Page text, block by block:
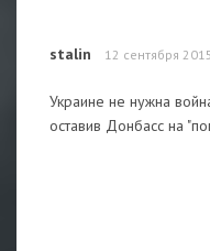
stalin 12 сентября
Украине не нужна
оставив Донбасс на